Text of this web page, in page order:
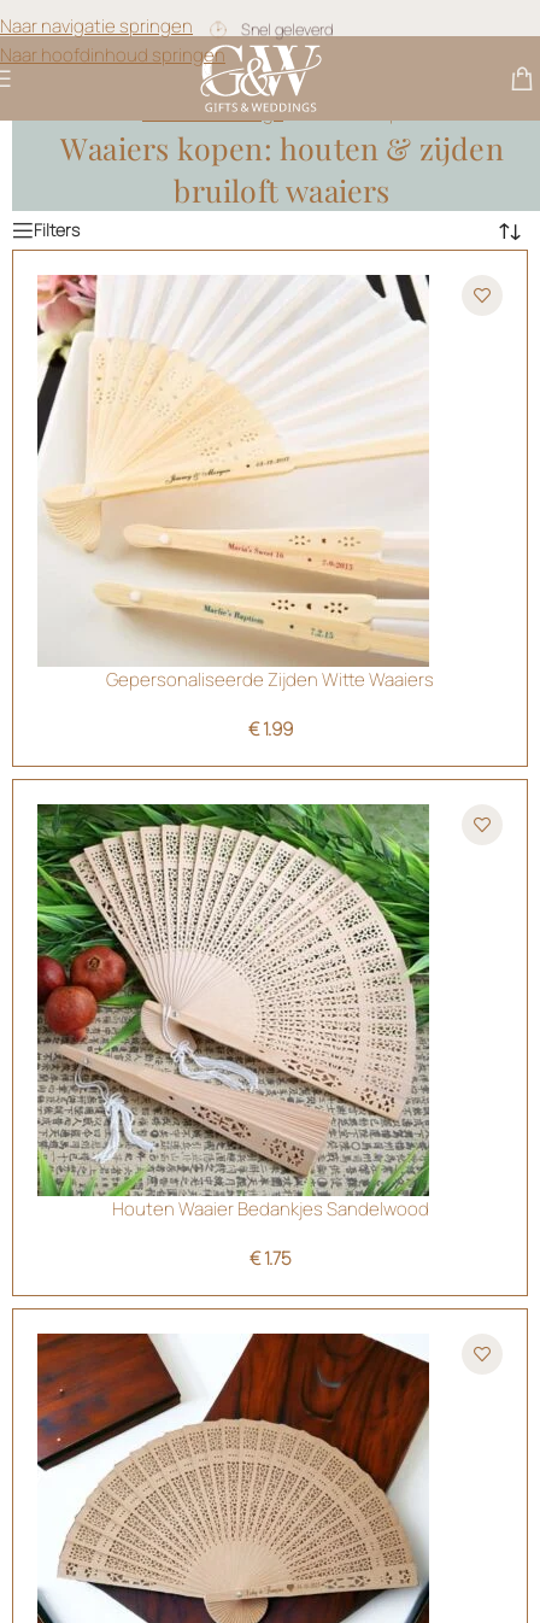
Naar navigatie springen
Naar hoofdinhoud springen
Snel geleverd
Gratis personalisatie
Gifts & Weddings>Waaiers Kopen
Waaiers kopen: houten & zijden
bruiloft waaiers
Gepersonaliseerde Zijden Witte Waaiers
€1.99
Houten Waaier Bedankjes Sandelwood
€1.75